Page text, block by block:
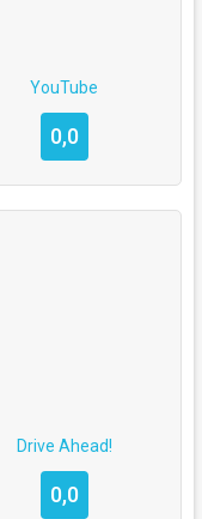
YouTube
0,0
Drive Ahead!
0,0